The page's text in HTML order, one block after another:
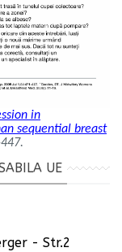
in
sequential breast
UE
- Str.2